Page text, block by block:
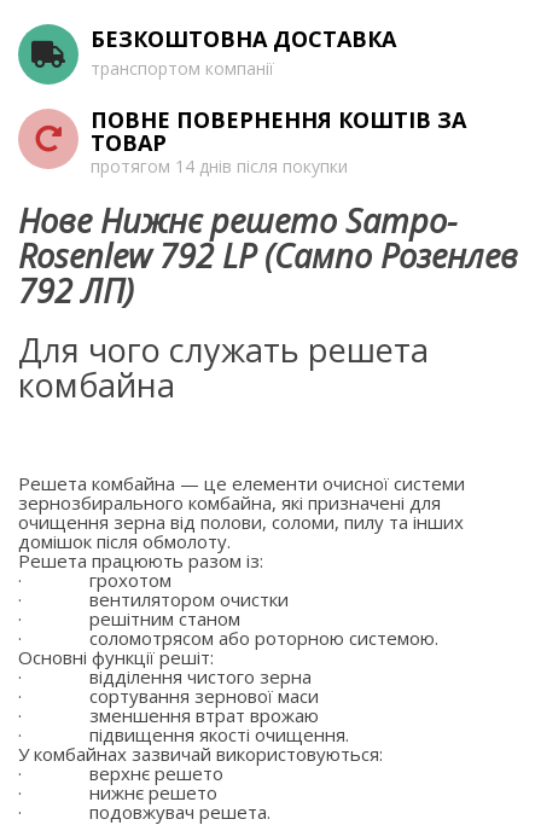
БЕЗКОШТОВНА ДОСТАВКА
транспортом компанії
ПОВНЕ ПОВЕРНЕННЯ КОШТІВ ЗА
ТОВАР
протягом 14 днів після покупки
Нове Нижнє решето Sampo-
Rosenlew 792 LP (Сампо Розенлев
792 ЛП)
Для чого служать решета
комбайна
Решета комбайна — це елементи очисної системи
зернозбирального комбайна, які призначені для
очищення зерна від полови, соломи, пилу та інших
домішок після обмолоту.
Решета працюють разом із:
·
грохотом
·
вентилятором очистки
·
решітним станом
·
соломотрясом або роторною системою.
Основні функції решіт:
·
відділення чистого зерна
·
сортування зернової маси
·
зменшення втрат врожаю
·
підвищення якості очищення.
У комбайнах зазвичай використовуються:
·
верхнє решето
·
нижнє решето
·
подовжувач решета.